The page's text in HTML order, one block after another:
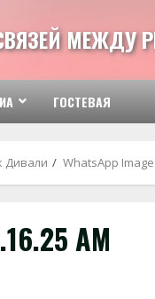
МЕЖДУ
ГОСТЕВАЯ
Дивали WhatsApp Image
AM